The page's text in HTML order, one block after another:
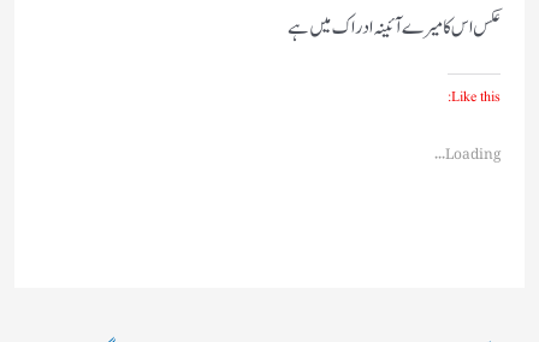
عکس اس کا میرے آئینہ ادراک میں ہے
Like this:
Loading...